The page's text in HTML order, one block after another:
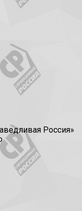
Россия»